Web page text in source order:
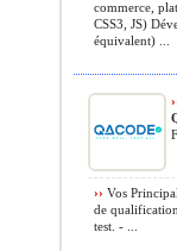
commerce,
CSS3, JS)
équivalent) ...
›› Vos
de
test. - ...